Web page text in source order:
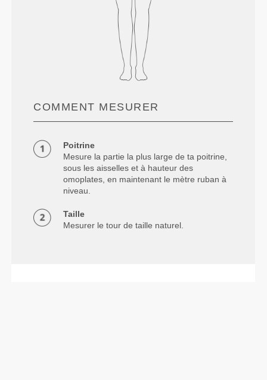
COMMENT MESURER
Poitrine
Mesure la partie la plus large de ta poitrine,
sous les aisselles et à hauteur des
omoplates, en maintenant le mètre ruban à
niveau.
Taille
Mesurer le tour de taille naturel.